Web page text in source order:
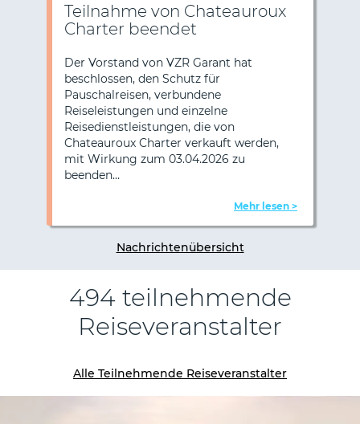
Teilnahme von Chateauroux
Charter beendet
Der Vorstand von VZR Garant hat
beschlossen, den Schutz für
Pauschalreisen, verbundene
Reiseleistungen und einzelne
Reisedienstleistungen, die von
Chateauroux Charter verkauft werden,
mit Wirkung zum 03.04.2026 zu
beenden…
Mehr lesen >
Vorherige
Nachrichtenübersicht
494 teilnehmende
Reiseveranstalter
Alle Teilnehmende Reiseveranstalter